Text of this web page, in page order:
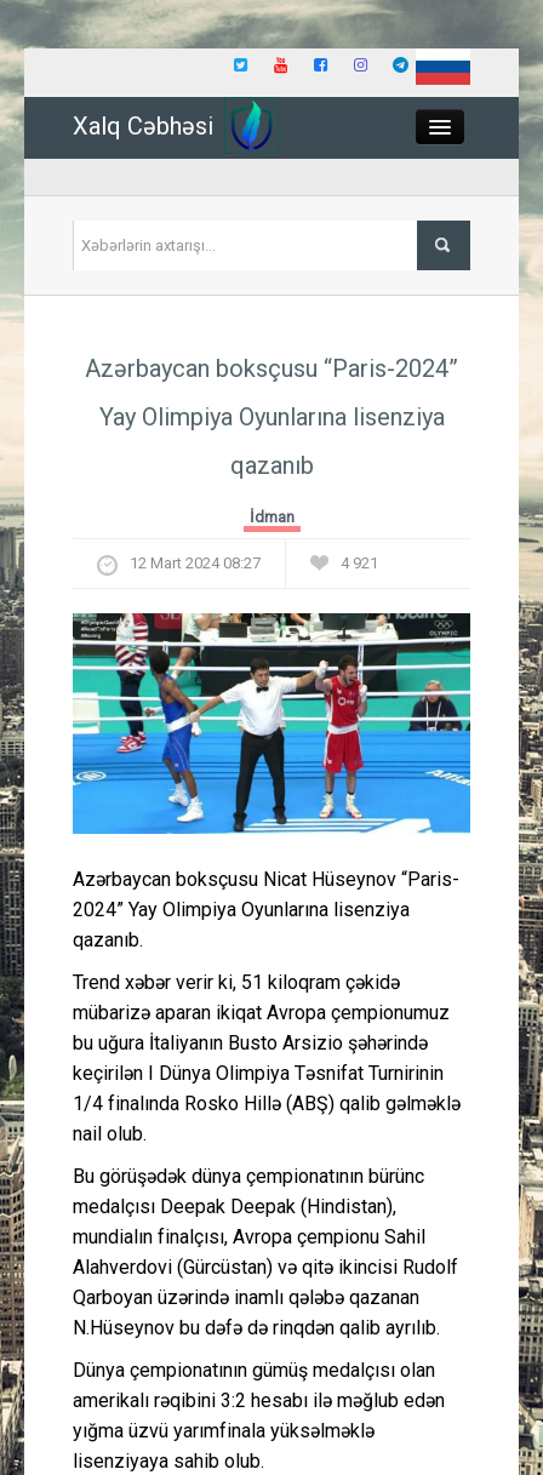
Xalq Cəbhəsi
İqtisadiyyat
Güney Azərbaycan
Mədəniyyət
Müsahibə
İdman
Layihə
Gündəm
Peşə etikası
Əlaqə
Azərbaycan boksçusu “Paris-2024”
Yay Olimpiya Oyunlarına lisenziya
qazanıb
İdman
12 Mart 2024 08:27 4 921
Azərbaycan boksçusu Nicat Hüseynov “Paris-
2024” Yay Olimpiya Oyunlarına lisenziya
qazanıb.
Trend xəbər verir ki, 51 kiloqram çəkidə
mübarizə aparan ikiqat Avropa çempionumuz
bu uğura İtaliyanın Busto Arsizio şəhərində
keçirilən I Dünya Olimpiya Təsnifat Turnirinin
1/4 finalında Rosko Hillə (ABŞ) qalib gəlməklə
nail olub.
Bu görüşədək dünya çempionatının bürünc
medalçısı Deepak Deepak (Hindistan),
mundialın finalçısı, Avropa çempionu Sahil
Alahverdovi (Gürcüstan) və qitə ikincisi Rudolf
Qarboyan üzərində inamlı qələbə qazanan
N.Hüseynov bu dəfə də rinqdən qalib ayrılıb.
Dünya çempionatının gümüş medalçısı olan
amerikalı rəqibini 3:2 hesabı ilə məğlub edən
yığma üzvü yarımfinala yüksəlməklə
lisenziyaya sahib olub.